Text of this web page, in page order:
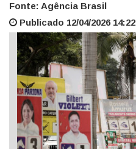
Fonte: Agência Brasil
Publicado 12/04/2026 14:22